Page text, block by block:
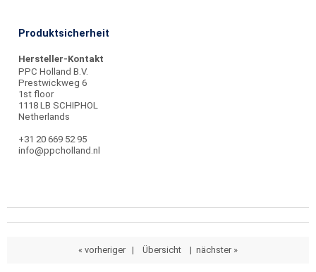
Produktsicherheit
Hersteller-Kontakt
PPC Holland B.V.
Prestwickweg 6
1st floor
1118 LB SCHIPHOL
Netherlands
+31 20 669 52 95
info@ppcholland.nl
« vorheriger | Übersicht | nächster »